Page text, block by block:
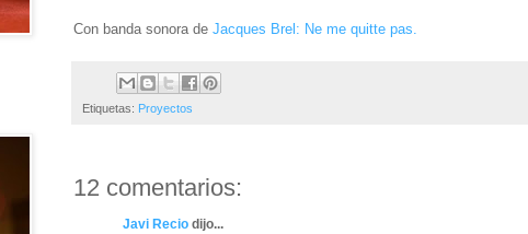
Con banda sonora de Jacques Brel: Ne me quitte pas.
Etiquetas: Proyectos
12 comentarios:
Javi Recio dijo...